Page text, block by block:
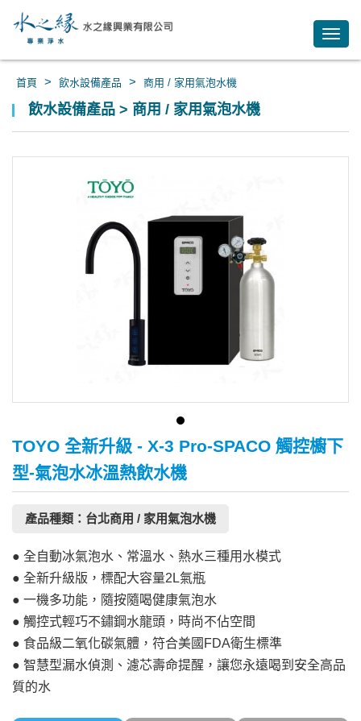
首頁 > 飲水設備產品 > 商用 / 家用氣泡水機
飲水設備產品 > 商用 / 家用氣泡水機
TOYO 全新升級 - X-3 Pro-SPACO 觸控櫥下
型-氣泡水冰溫熱飲水機
產品種類：台北商用 / 家用氣泡水機
● 全自動冰氣泡水、常溫水、熱水三種用水模式
● 全新升級版，標配大容量2L氣瓶
● 一機多功能，隨按隨喝健康氣泡水
● 觸控式輕巧不鏽鋼水龍頭，時尚不佔空間
● 食品級二氧化碳氣體，符合美國FDA衛生標準
● 智慧型漏水偵測、濾芯壽命提醒，讓您永遠喝到安全高品
質的水